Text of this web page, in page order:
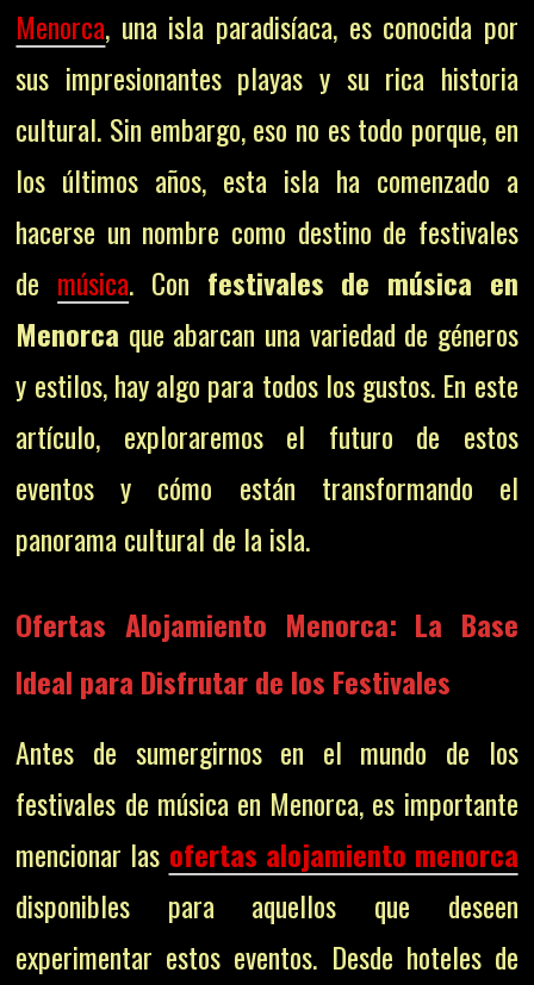
Menorca, una isla paradisíaca, es conocida por
sus impresionantes playas y su rica historia
cultural. Sin embargo, eso no es todo porque, en
los últimos años, esta isla ha comenzado a
hacerse un nombre como destino de festivales
de música. Con festivales de música en
Menorca que abarcan una variedad de géneros
y estilos, hay algo para todos los gustos. En este
artículo, exploraremos el futuro de estos
eventos y cómo están transformando el
panorama cultural de la isla.
Ofertas Alojamiento Menorca: La Base
Ideal para Disfrutar de los Festivales
Antes de sumergirnos en el mundo de los
festivales de música en Menorca, es importante
mencionar las ofertas alojamiento menorca
disponibles para aquellos que deseen
experimentar estos eventos. Desde hoteles de